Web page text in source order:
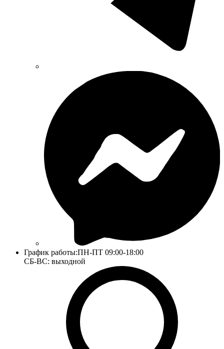
График работы:ПН-ПТ 09:00-18:00
СБ-ВС: выходной